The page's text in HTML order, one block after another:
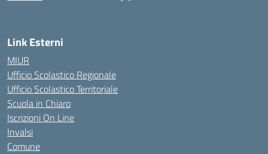
Link Esterni
MIUR
Ufficio Scolastico Regionale
Ufficio Scolastico Territoriale
Scuola in Chiaro
Iscrizioni On Line
Invalsi
Comune